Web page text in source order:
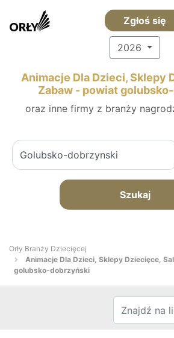
Zgłoś się
2026
Animacje Dla Dzieci, Sklepy
Zabaw - powiat
oraz inne firmy z branży
Szukaj
Orły Branży Dziecięcej
Animacje Dla Dzieci, Sklepy Dziecięce,
golubsko-dobrzyński